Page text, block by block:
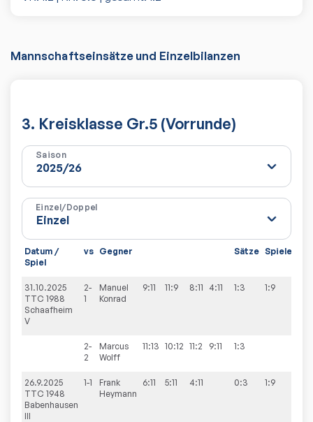
Mannschaftseinsätze und Einzelbilanzen
3. Kreisklasse Gr.5 (Vorrunde)
Saison
Einzel/Doppel
Datum /
Spiel
vs Gegner Sätze Spiele
31.10.2025
TTC 1988
Schaafheim
V
2-
1
Manuel
Konrad
9:11 11:9 8:11 4:11 1:3 1:9
2-
2
Marcus
Wolff
11:13 10:12 11:2 9:11 1:3
26.9.2025
TTC 1948
Babenhausen
III
1-1
Frank
Heymann
6:11 5:11 4:11 0:3 1:9